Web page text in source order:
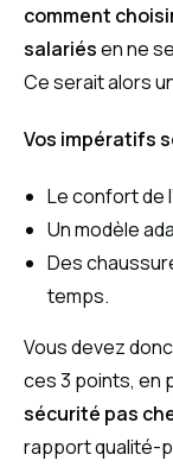
comment
salariésen ne
Ce serait alors
Vos impératifs
Le confort de
Un modèle
Des
temps.
Vous devez
ces 3 points, en
sécurité pas
rapport qualité-